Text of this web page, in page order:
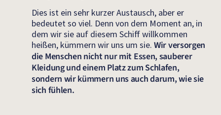
Dies ist ein sehr kurzer Austausch, aber er
bedeutet so viel. Denn von dem Moment an, in
dem wir sie auf diesem Schiff willkommen
heißen, kümmern wir uns um sie. Wir versorgen
die Menschen nicht nur mit Essen, sauberer
Kleidung und einem Platz zum Schlafen,
sondern wir kümmern uns auch darum, wie sie
sich fühlen.